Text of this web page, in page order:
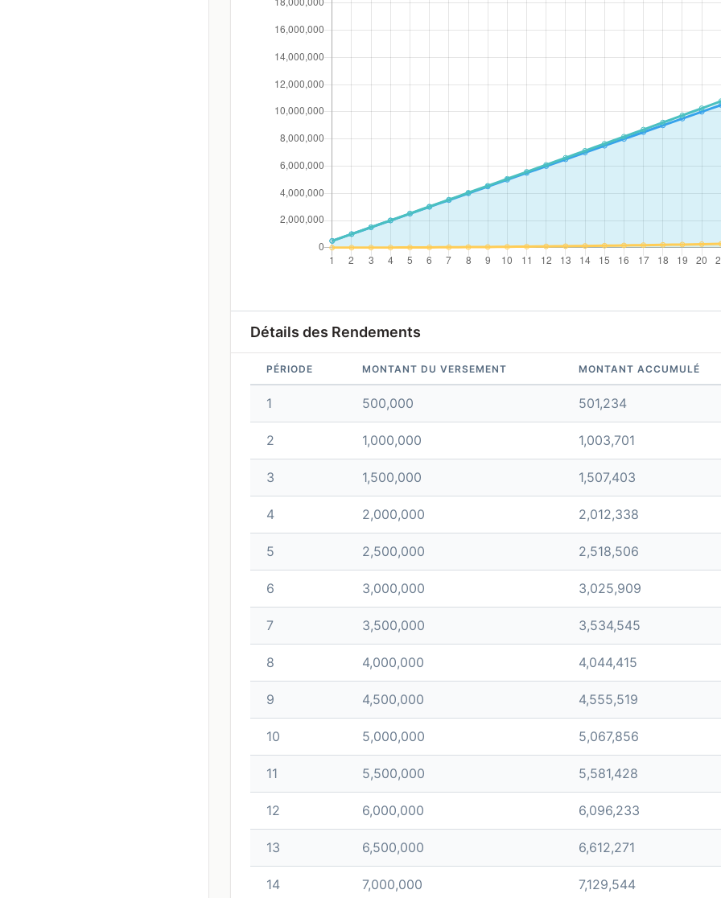
Détails des Rendements
PÉRIODE MONTANT DU VERSEMENT MONTANT ACCUMULÉ
1 500,000 501,234
2 1,000,000 1,003,701
3 1,500,000 1,507,403
4 2,000,000 2,012,338
5 2,500,000 2,518,506
6 3,000,000 3,025,909
7 3,500,000 3,534,545
8 4,000,000 4,044,415
9 4,500,000 4,555,519
10 5,000,000 5,067,856
11 5,500,000 5,581,428
12 6,000,000 6,096,233
13 6,500,000 6,612,271
14 7,000,000 7,129,544